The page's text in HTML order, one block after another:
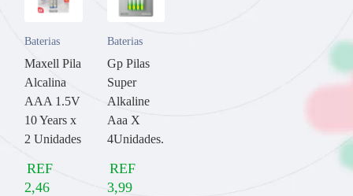
Baterias
Maxell Pila
Alcalina
AAA 1.5V
10 Years x
2 Unidades
REF
2,46
Baterias
Gp Pilas
Super
Alkaline
Aaa X
4Unidades.
REF
3,99